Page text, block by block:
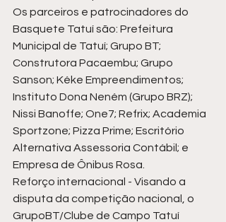
Os parceiros e patrocinadores do
Basquete Tatuí são: Prefeitura
Municipal de Tatuí; Grupo BT;
Construtora Pacaembu; Grupo
Sanson; Kéke Empreendimentos;
Instituto Dona Neném (Grupo BRZ);
Nissi Banoffe; One7; Refrix; Academia
Sportzone; Pizza Prime; Escritório
Alternativa Assessoria Contábil; e
Empresa de Ônibus Rosa.
Reforço internacional - Visando a
disputa da competição nacional, o
GrupoBT/Clube de Campo Tatuí